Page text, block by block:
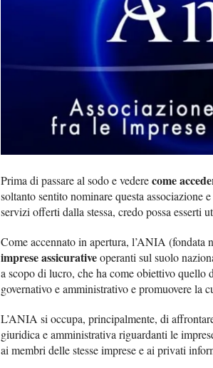
Prima di passare al sodo e vederecome
soltanto sentito nominare questa associazione
servizi offerti dalla stessa, credo possa esserti
Come accennato in apertura, l’ANIA (fondata
imprese assicurativeoperanti sul suolo
a scopo di lucro, che ha come obiettivo quello
governativo e amministrativo e promuovere la
L’ANIA si occupa, principalmente, di
giuridica e amministrativa riguardanti le
ai membri delle stesse imprese e ai privati